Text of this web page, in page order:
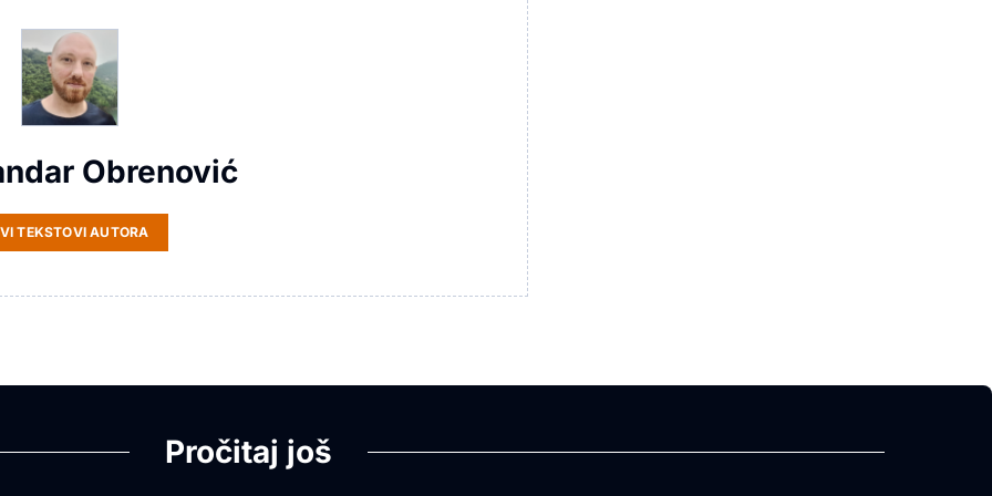
Obrenović
TEKSTOVI AUTORA
Pročitaj još